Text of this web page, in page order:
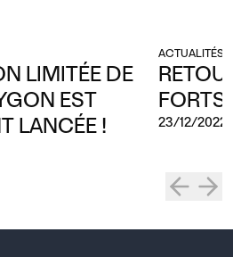
LIMITÉE DE
EST
LANCÉE !
ACTUALITÉS
FORTS
23/12/2022